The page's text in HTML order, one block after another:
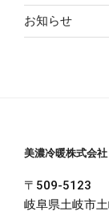
お知らせ
美濃冷暖株式会社
〒509-5123
岐阜県土岐市